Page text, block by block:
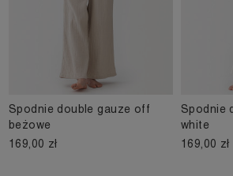
Spodnie double gauze off
beżowe
169,00 zł
Spodnie
white
169,00 zł